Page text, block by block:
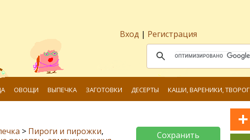
Вход | Регистрация
ОВОЩИ ВЫПЕЧКА ЗАГОТОВКИ ДЕСЕРТЫ КАШИ, ВАРЕНИКИ, ТВОРОГ
> Пироги и пирожки,
Сохранить